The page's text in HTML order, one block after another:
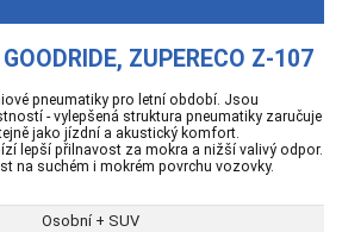
ZUPERECO Z-107
pneumatiky pro letní období. Jsou
- vylepšená struktura pneumatiky zaručuje
jako jízdní a akustický komfort.
lepší přilnavost za mokra a nižší valivý odpor.
na suchém i mokrém povrchu vozovky.
Osobní + SUV